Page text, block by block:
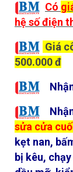
Có
hệ số điện
Giá
500.000 đ
sửa cửa
kẹt nan,
bị kêu,